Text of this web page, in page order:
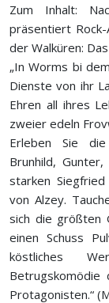
Zum Inhalt:
präsentiert
der Walküren:
„In Worms bi
Dienste von ihr
Ehren all ihres
zweier edeln
Erleben Sie
Brunhild,
starken
von Alzey.
sich die größten
einen Schuss
köstliches
Betrugskomödie
Protagonisten.“